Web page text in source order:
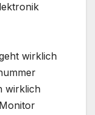
wirklich
wirklich